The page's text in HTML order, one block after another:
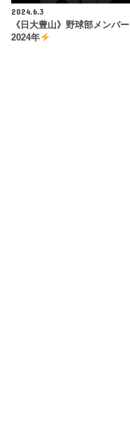
2024.6.3
《日大豊山》野球部メンバー
2024年